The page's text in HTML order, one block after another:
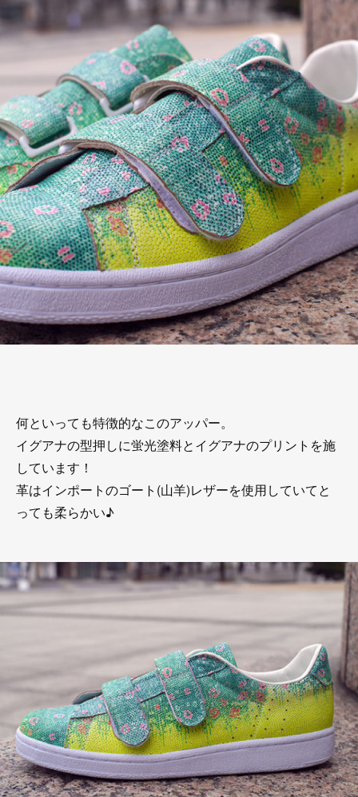
何といっても特徴的なこのアッパー。
イグアナの型押しに蛍光塗料とイグアナのプリントを施
しています！
革はインポートのゴート(山羊)レザーを使用していてと
っても柔らかい♪